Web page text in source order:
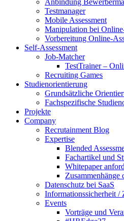
Anbindung
Testmanager
Mobile Assessment
Manipulation bei
Vorbereitung Online-
Self-Assessment
Job-Matcher
TestTrainer –
Recruiting Games
Studienorientierung
Grundsätzliche
Fachspezifische
Projekte
Company
Recrutainment Blog
Expertise
Blended
Fachartikel und
Whitepaper
Zusammenhänge
Datenschutz bei SaaS
Informationssicherheit /
Events
Vorträge und